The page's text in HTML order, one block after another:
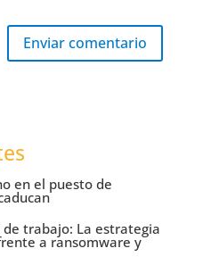
Enviar comentario
en el puesto de
trabajo: La estrategia
a ransomware y